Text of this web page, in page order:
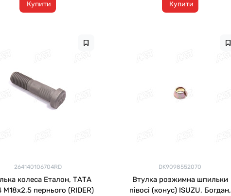
Купити Купити
264140106704RD
колеса Еталон, ТАТА
М18х2,5 пернього (RIDER)
DK9098552070
Втулка розжимна шпильки
півосі (конус) ISUZU, Богдан,